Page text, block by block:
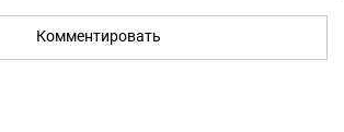
Комментировать